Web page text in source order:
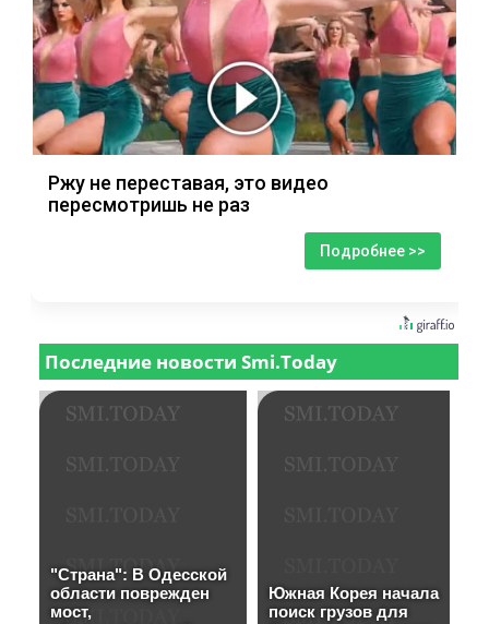
Ржу не переставая, это видео
пересмотришь не раз
Подробнее >>